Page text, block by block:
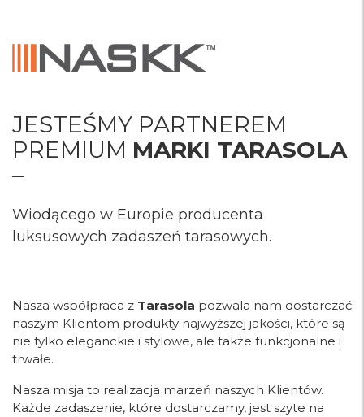
JESTEŚMY PARTNEREM
PREMIUM MARKI TARASOLA
–
Wiodącego w Europie producenta
luksusowych zadaszeń tarasowych.
Nasza współpraca z Tarasola pozwala nam dostarczać
naszym Klientom produkty najwyższej jakości, które są
nie tylko eleganckie i stylowe, ale także funkcjonalne i
trwałe.
Nasza misja to realizacja marzeń naszych Klientów.
Każde zadaszenie, które dostarczamy, jest szyte na